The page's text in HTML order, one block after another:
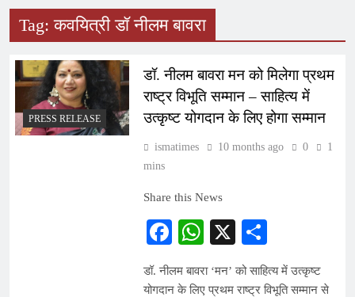
Tag:कवयित्री डॉ नीलम बावरा
PRESS RELEASE
डॉ. नीलम बावरा मन को मिलेगा प्रथम
राष्ट्र विभूति सम्मान – साहित्य में
उत्कृष्ट योगदान के लिए होगा सम्मान
ismatimes 10 months ago 0
1
mins
Share this News
Facebook
WhatsApp
X
डॉ. नीलम बावरा ‘मन’ को साहित्य में उत्कृष्ट
योगदान के लिए प्रथम राष्ट्र विभूति सम्मान से